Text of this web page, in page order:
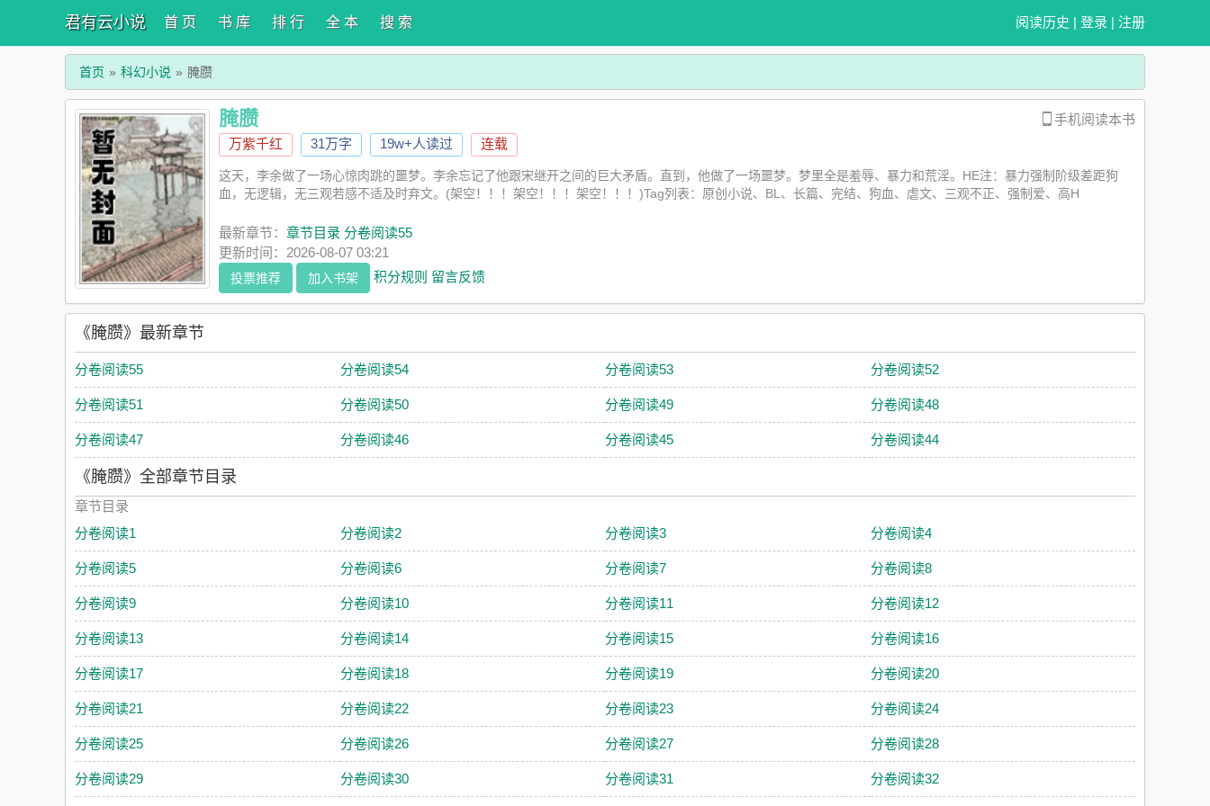
君有云小说 阅读历史 | 登录 | 注册
首 页 书 库 排 行 全 本 搜 索
首页 科幻小说 腌臜
手机阅读本书
腌臜
万紫千红 31万字 19w+人读过 连载
这天，李余做了一场心惊肉跳的噩梦。李余忘记了他跟宋继开之间的巨大矛盾。直到，他做了一场噩梦。梦里全是羞辱、暴力和荒淫。HE注：暴力强制阶级差距狗
血，无逻辑，无三观若感不适及时弃文。(架空！！！架空！！！架空！！！)Tag列表：原创小说、BL、长篇、完结、狗血、虐文、三观不正、强制爱、高H
最新章节： 章节目录 分卷阅读55
更新时间：2026-08-07 03:21
投票推荐 加入书架 积分规则 留言反馈
《腌臜》最新章节
分卷阅读55 分卷阅读54 分卷阅读53 分卷阅读52
分卷阅读51 分卷阅读50 分卷阅读49 分卷阅读48
分卷阅读47 分卷阅读46 分卷阅读45 分卷阅读44
《腌臜》全部章节目录
章节目录
分卷阅读1
分卷阅读2 分卷阅读3 分卷阅读4
分卷阅读5 分卷阅读6 分卷阅读7 分卷阅读8
分卷阅读9 分卷阅读10 分卷阅读11 分卷阅读12
分卷阅读13 分卷阅读14 分卷阅读15 分卷阅读16
分卷阅读17 分卷阅读18 分卷阅读19 分卷阅读20
分卷阅读21 分卷阅读22 分卷阅读23 分卷阅读24
分卷阅读25 分卷阅读26 分卷阅读27 分卷阅读28
分卷阅读29 分卷阅读30 分卷阅读31 分卷阅读32